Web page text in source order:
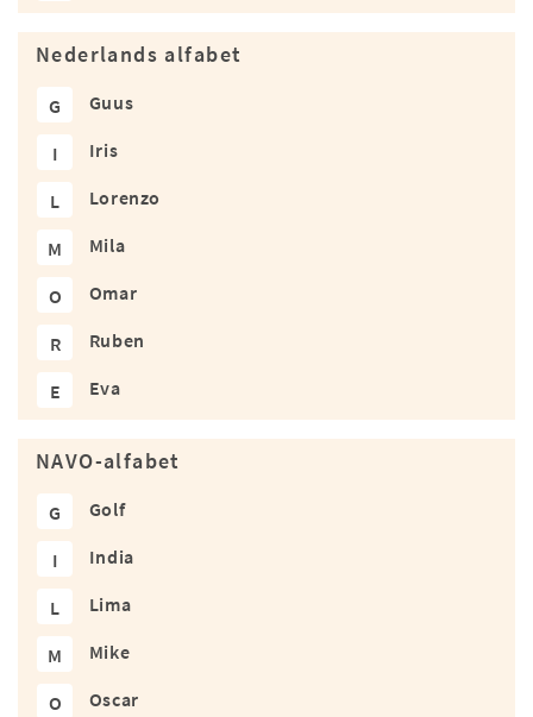
Nederlands alfabet
G Guus
I Iris
L Lorenzo
M Mila
O Omar
R Ruben
E Eva
NAVO-alfabet
G Golf
I India
L Lima
M Mike
O Oscar